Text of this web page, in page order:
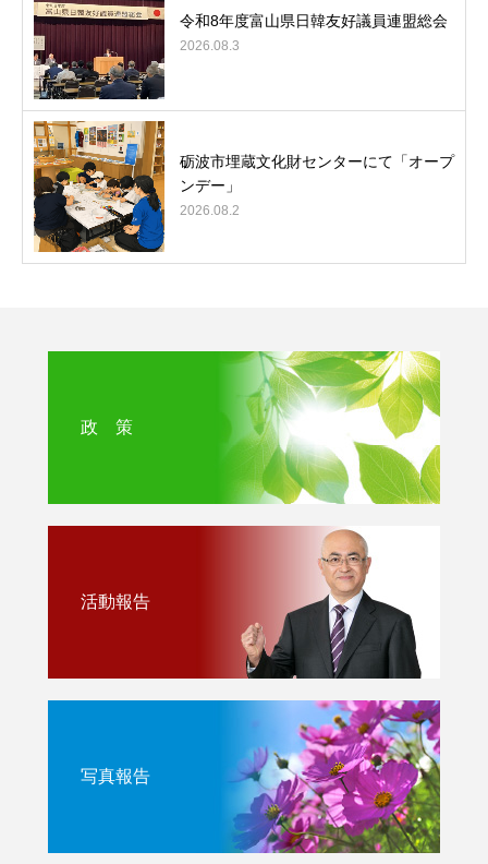
令和8年度富山県日韓友好議員連盟総会
2026.08.3
砺波市埋蔵文化財センターにて「オープ
ンデー」
2026.08.2
政 策
活動報告
写真報告